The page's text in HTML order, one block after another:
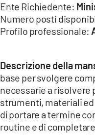
Ente Richiedente:
Numero posti
Profilo professionale:
Descrizione della
base per svolgere
necessarie a
strumenti, materiali
di portare a termine
routine e di